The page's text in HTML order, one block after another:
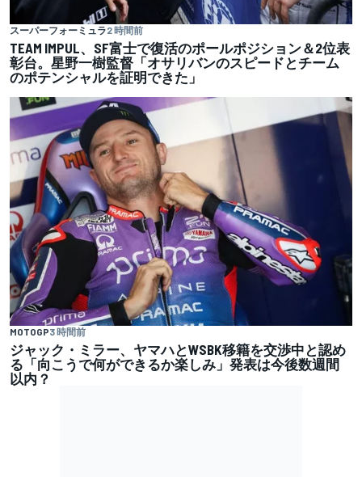
スーパーフォーミュラ2 時間前
TEAM IMPUL、SF富士で復活のポールポジション＆2位表
彰台。星野一樹監督「オサリバンのスピードとチーム
のポテンシャルを証明できた」
MOTOGP3 時間前
ジャック・ミラー、ヤマハとWSBK移籍を交渉中と認め
る「向こうで何ができるか楽しみ」発表は今後数週間
以内？